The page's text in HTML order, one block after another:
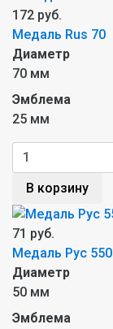
172 руб.
Медаль Rus 70
Диаметр
70 мм
Эмблема
25 мм
В корзину
71 руб.
Медаль Рус 550
Диаметр
50 мм
Эмблема